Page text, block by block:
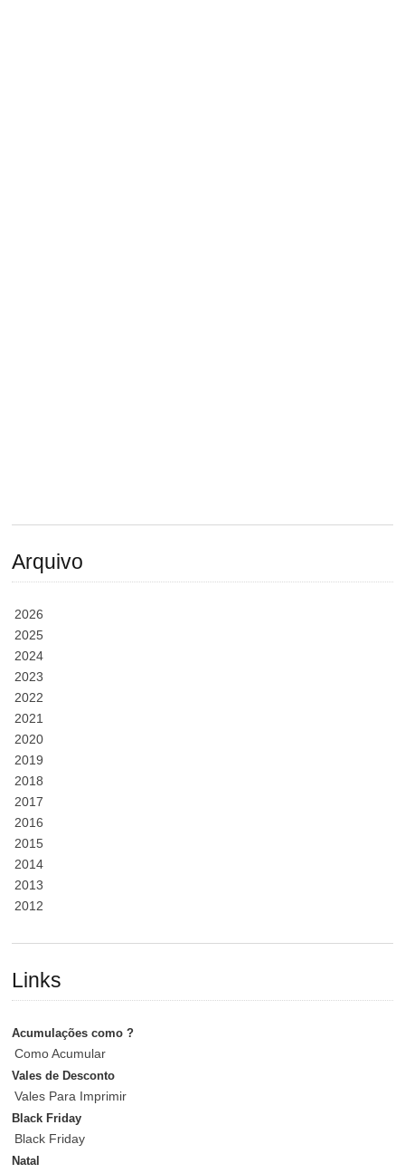
Arquivo
2026
2025
2024
2023
2022
2021
2020
2019
2018
2017
2016
2015
2014
2013
2012
Links
Acumulações como ?
Como Acumular
Vales de Desconto
Vales Para Imprimir
Black Friday
Black Friday
Natal